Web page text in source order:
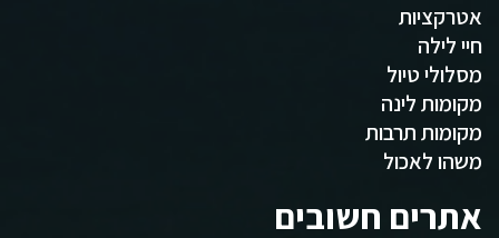
אטרקציות
חיי לילה
מסלולי טיול
מקומות לינה
מקומות תרבות
משהו לאכול
אתרים חשובים